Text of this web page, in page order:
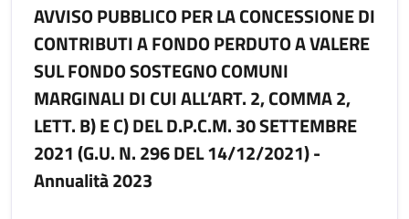
AVVISO PUBBLICO PER LA CONCESSIONE DI
CONTRIBUTI A FONDO PERDUTO A VALERE
SUL FONDO SOSTEGNO COMUNI
MARGINALI DI CUI ALL’ART. 2, COMMA 2,
LETT. B) E C) DEL D.P.C.M. 30 SETTEMBRE
2021 (G.U. N. 296 DEL 14/12/2021) -
Annualità 2023